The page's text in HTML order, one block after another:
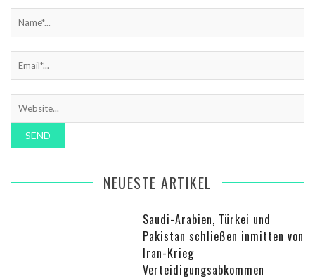
NEUESTE ARTIKEL
Saudi-Arabien, Türkei und
Pakistan schließen inmitten von
Iran-Krieg
Verteidigungsabkommen